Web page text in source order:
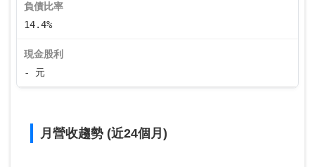
負債比率
14.4%
現金股利
- 元
月營收趨勢 (近24個月)